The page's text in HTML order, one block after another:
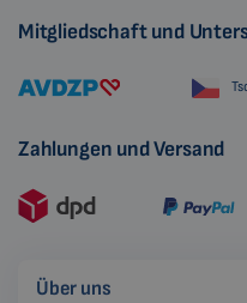
Mitgliedschaft und
Zahlungen und Versand
Über uns